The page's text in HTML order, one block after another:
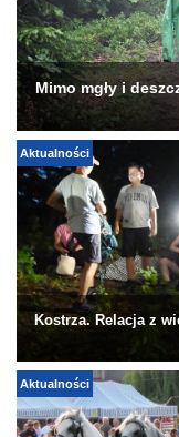
Mimo mgły i
Aktualności
Kostrza. Relacja z
Aktualności